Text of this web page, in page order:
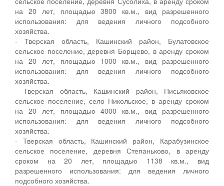
на 20 лет, площадью 3800 кв.м., вид разрешенного
использования: для ведения личного подсобного
хозяйства.
- Тверская область, Кашинский район, Булатовское
сельское поселение, деревня Борщево, в аренду сроком
на 20 лет, площадью 1000 кв.м., вид разрешенного
использования: для ведения личного подсобного
хозяйства.
- Тверская область, Кашинский район, Письяковское
сельское поселение, село Никольское, в аренду сроком
на 20 лет, площадью 4000 кв.м., вид разрешенного
использования: для ведения личного подсобного
хозяйства.
- Тверская область, Кашинский район, Карабузинское
сельское поселение, деревня Степаньково, в аренду
сроком на 20 лет, площадью 1138 кв.м., вид
разрешенного использования: для ведения личного
подсобного хозяйства.